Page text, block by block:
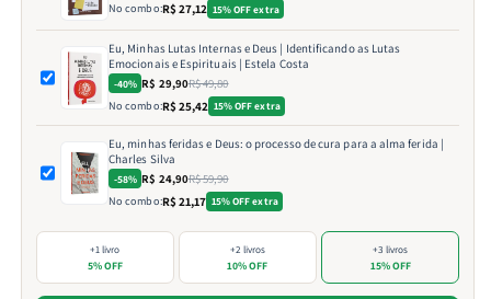
No combo:R$ 27,12 15% OFF extra
Eu, Minhas Lutas Internas e Deus | Identificando as Lutas
Emocionais e Espirituais | Estela Costa
-40% R$ 29,90R$ 49,80
No combo:R$ 25,42 15% OFF extra
Eu, minhas feridas e Deus: o processo de cura para a alma ferida |
Charles Silva
-58% R$ 24,90R$ 59,90
No combo:R$ 21,17 15% OFF extra
+1 livro
5% OFF
+2 livros
10% OFF
+3 livros
15% OFF